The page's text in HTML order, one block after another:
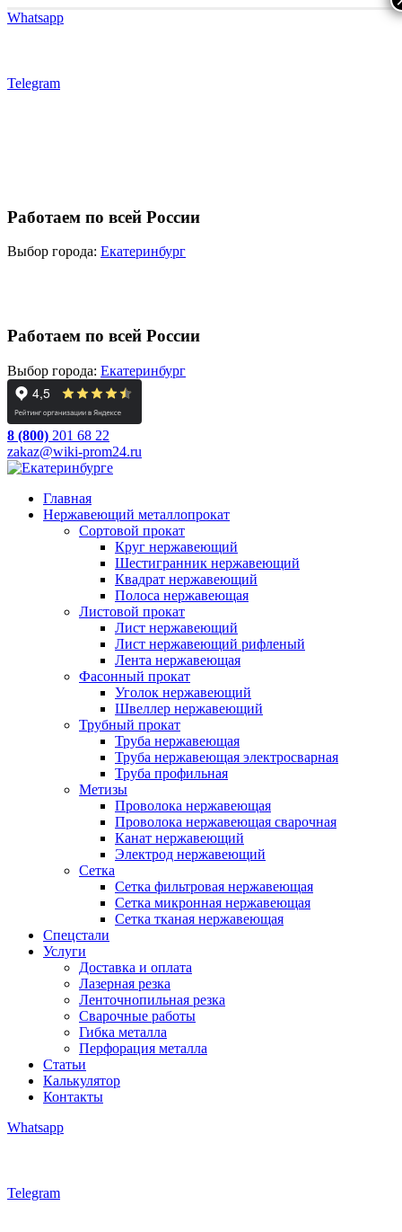
Whatsapp
Telegram
Работаем по всей России
Выбор города: Екатеринбург
Работаем по всей России
Выбор города: Екатеринбург
8 (800) 201 68 22
zakaz@wiki-prom24.ru
Главная
Нержавеющий металлопрокат
Сортовой прокат
Круг нержавеющий
Шестигранник нержавеющий
Квадрат нержавеющий
Полоса нержавеющая
Листовой прокат
Лист нержавеющий
Лист нержавеющий рифленый
Лента нержавеющая
Фасонный прокат
Уголок нержавеющий
Швеллер нержавеющий
Трубный прокат
Труба нержавеющая
Труба нержавеющая электросварная
Труба профильная
Метизы
Проволока нержавеющая
Проволока нержавеющая сварочная
Канат нержавеющий
Электрод нержавеющий
Сетка
Сетка фильтровая нержавеющая
Сетка микронная нержавеющая
Сетка тканая нержавеющая
Спецстали
Услуги
Доставка и оплата
Лазерная резка
Ленточнопильная резка
Сварочные работы
Гибка металла
Перфорация металла
Статьи
Калькулятор
Контакты
Whatsapp
Telegram